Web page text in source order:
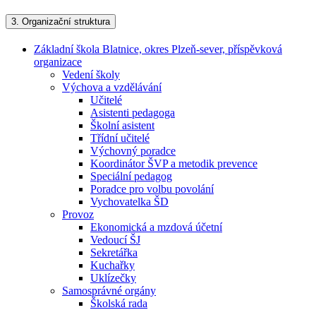
3. Organizační struktura
Základní škola Blatnice, okres Plzeň-sever, příspěvková
organizace
Vedení školy
Výchova a vzdělávání
Učitelé
Asistenti pedagoga
Školní asistent
Třídní učitelé
Výchovný poradce
Koordinátor ŠVP a metodik prevence
Speciální pedagog
Poradce pro volbu povolání
Vychovatelka ŠD
Provoz
Ekonomická a mzdová účetní
Vedoucí ŠJ
Sekretářka
Kuchařky
Uklízečky
Samosprávné orgány
Školská rada